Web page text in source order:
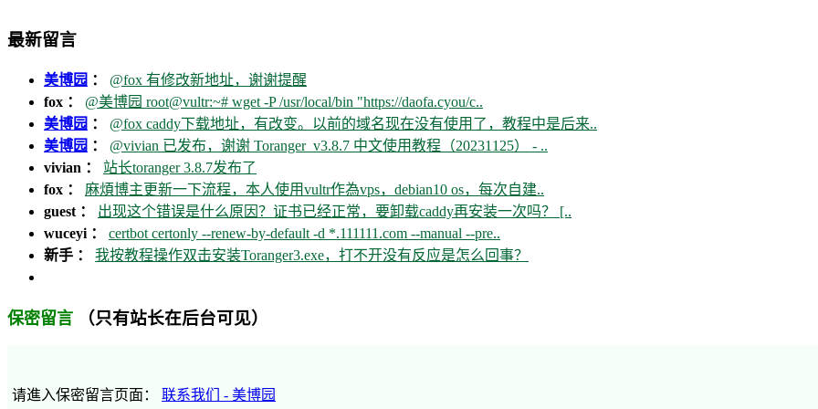
最新留言
美博园 ： @fox 有修改新地址，谢谢提醒
fox ： @美博园 root@vultr:~# wget -P /usr/local/bin "https://daofa.cyou/c..
美博园 ： @fox caddy下载地址，有改变。以前的域名现在没有使用了，教程中是后来..
美博园 ： @vivian 已发布，谢谢 Toranger_v3.8.7 中文使用教程（20231125） - ..
vivian ： 站长toranger 3.8.7发布了
fox ： 麻煩博主更新一下流程，本人使用vultr作為vps，debian10 os，每次自建..
guest ： 出现这个错误是什么原因？证书已经正常，要卸载caddy再安装一次吗？ [..
wuceyi ： certbot certonly --renew-by-default -d *.111111.com --manual --pre..
新手 ： 我按教程操作双击安装Toranger3.exe，打不开没有反应是怎么回事？
保密留言 （只有站长在后台可见）
请進入保密留言页面： 联系我们 - 美博园